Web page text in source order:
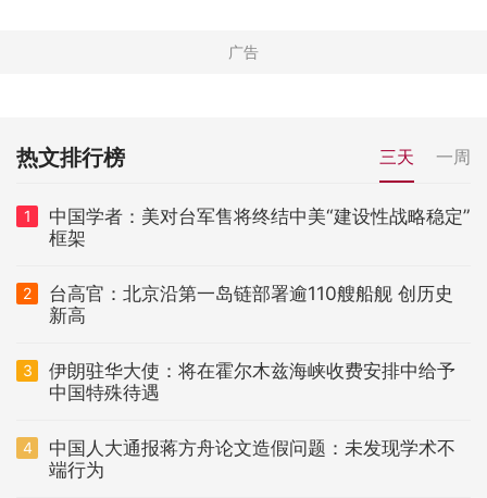
热文排行榜 三天 一周
1
中国学者：美对台军售将终结中美“建设性战略稳定”
框架
2
台高官：北京沿第一岛链部署逾110艘船舰 创历史
新高
3
伊朗驻华大使：将在霍尔木兹海峡收费安排中给予
中国特殊待遇
4
中国人大通报蒋方舟论文造假问题：未发现学术不
端行为